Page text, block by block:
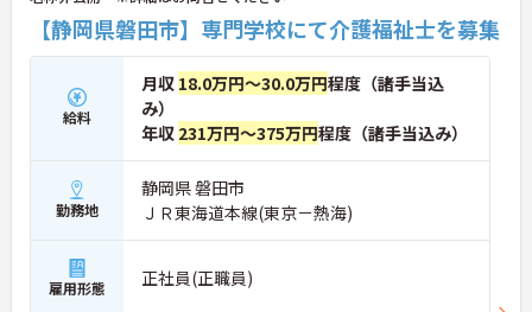
【静岡県磐田市】専門学校にて介護福祉士を募集
給料
月収 18.0万円～30.0万円程度（諸手当込
み）
年収 231万円～375万円程度（諸手当込み）
勤務地
静岡県 磐田市
ＪＲ東海道本線(東京－熱海)
雇用形態 正社員(正職員)